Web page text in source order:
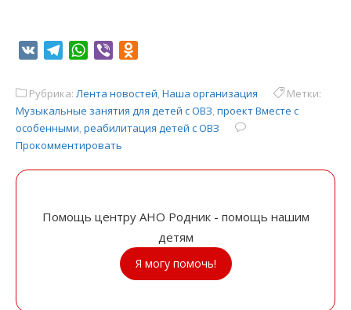
VK TelegramWhatsApp
Viber
Рубрика: Лента новостей,Наша организация
Метки:
Музыкальные занятия для детей с ОВЗ,проект Вместе с
особенными,реабилитация детей с ОВЗ
Прокомментировать
Помощь центру АНО Родник - помощь нашим
детям
Я могу помочь!